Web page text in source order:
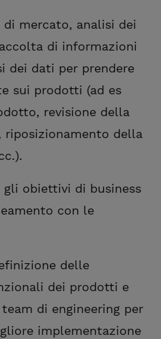
di mercato, analisi dei
di informazioni
dei dati per prendere
sui prodotti (ad es
revisione della
della
gli obiettivi di business
con le
delle
dei prodotti e
di engineering per
implementazione